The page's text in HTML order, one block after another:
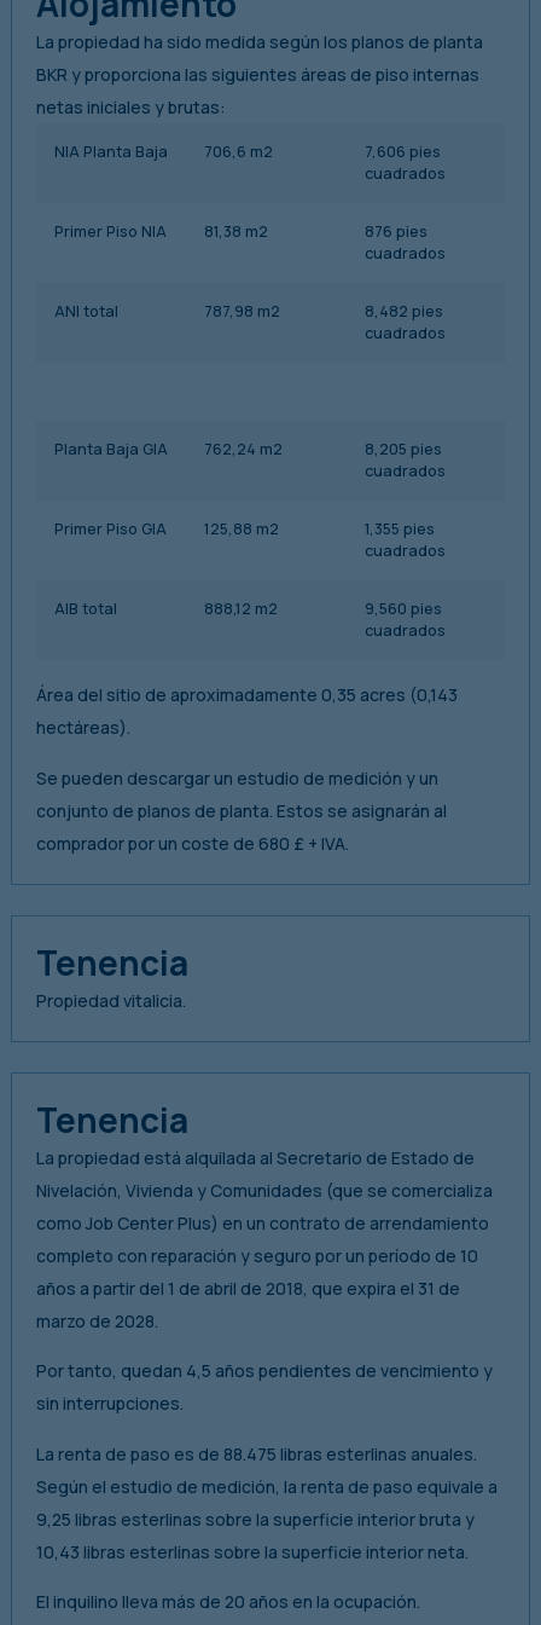
La propiedad ha sido medida según los planos de planta
BKR y proporciona las siguientes áreas de piso internas
netas iniciales y brutas:
NIA Planta Baja 706,6 m2
7,606 pies
cuadrados
Primer Piso NIA 81,38 m2
876 pies
cuadrados
ANI total 787,98 m2
8,482 pies
cuadrados
Planta Baja GIA 762,24 m2
8,205 pies
cuadrados
Primer Piso GIA 125,88 m2
1,355 pies
cuadrados
AIB total 888,12 m2
9,560 pies
cuadrados
Área del sitio de aproximadamente 0,35 acres (0,143
hectáreas).
Se pueden descargar un estudio de medición y un
conjunto de planos de planta. Estos se asignarán al
comprador por un coste de 680 £ + IVA.
Tenencia
Propiedad vitalicia.
Tenencia
La propiedad está alquilada al Secretario de Estado de
Nivelación, Vivienda y Comunidades (que se comercializa
como Job Center Plus) en un contrato de arrendamiento
completo con reparación y seguro por un período de 10
años a partir del 1 de abril de 2018, que expira el 31 de
marzo de 2028.
Por tanto, quedan 4,5 años pendientes de vencimiento y
sin interrupciones.
La renta de paso es de 88.475 libras esterlinas anuales.
Según el estudio de medición, la renta de paso equivale a
9,25 libras esterlinas sobre la superficie interior bruta y
10,43 libras esterlinas sobre la superficie interior neta.
El inquilino lleva más de 20 años en la ocupación.